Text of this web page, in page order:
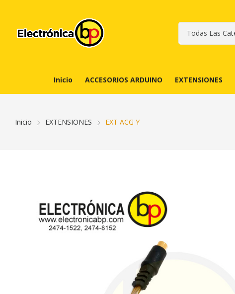
Inicio ACCESORIOS ARDUINO EXTENSIONES
Inicio EXTENSIONES EXT ACG Y